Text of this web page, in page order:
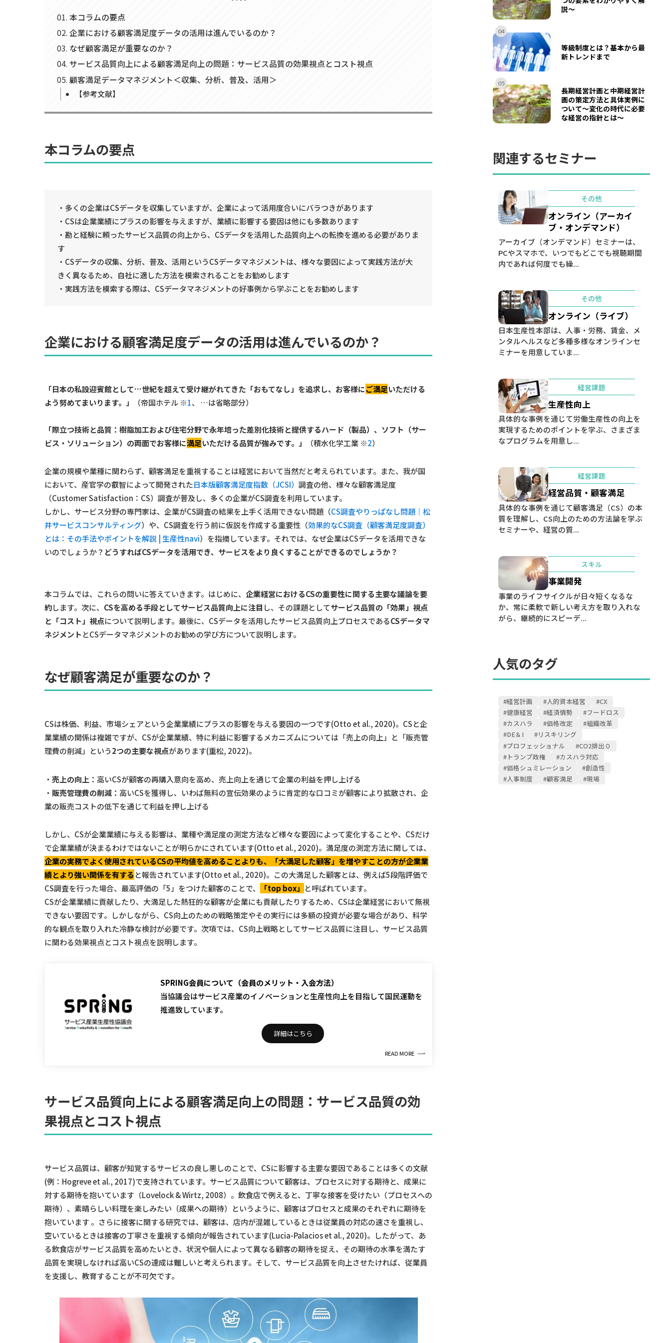
本コラムの要点
企業における顧客満足度データの活用は進んでいるのか？
なぜ顧客満足が重要なのか？
サービス品質向上による顧客満足向上の問題：サービス品質の効果視点とコスト視点
顧客満足データマネジメント＜収集、分析、普及、活用＞
【参考文献】
本コラムの要点
・多くの企業はCSデータを収集していますが、企業によって活用度合いにバラつきがあります
・CSは企業業績にプラスの影響を与えますが、業績に影響する要因は他にも多数あります
・勘と経験に頼ったサービス品質の向上から、CSデータを活用した品質向上への転換を進める必要がありま
す
・CSデータの収集、分析、普及、活用というCSデータマネジメントは、様々な要因によって実践方法が大
きく異なるため、自社に適した方法を模索されることをお勧めします
・実践方法を模索する際は、CSデータマネジメントの好事例から学ぶことをお勧めします
企業における顧客満足度データの活用は進んでいるのか？
「日本の私設迎賓館として…世紀を超えて受け継がれてきた「おもてなし」を追求し、お客様にご満足いただける
よう努めてまいります。」
（帝国ホテル ※1、 …は省略部分）
「際立つ技術と品質：樹脂加工および住宅分野で永年培った差別化技術と提供するハード（製品）、ソフト（サー
ビス・ソリューション）の両面でお客様に満足いただける品質が強みです。」 （積水化学工業 ※2）
企業の規模や業種に関わらず、顧客満足を重視することは経営において当然だと考えられています。また、我が国
において、産官学の叡智によって開発された日本版顧客満足度指数（JCSI）調査の他、様々な顧客満足度
（Customer Satisfaction：CS）調査が普及し、多くの企業がCS調査を利用しています。
しかし、サービス分野の専門家は、企業がCS調査の結果を上手く活用できない問題（CS調査やりっぱなし問題｜松
井サービスコンサルティング）や、CS調査を行う前に仮説を作成する重要性（効果的なCS調査（顧客満足度調査）
とは：その手法やポイントを解説 | 生産性navi）を指摘しています。それでは、なぜ企業はCSデータを活用できな
いのでしょうか？ どうすればCSデータを活用でき、サービスをより良くすることができるのでしょうか？
本コラムでは、これらの問いに答えていきます。はじめに、企業経営におけるCSの重要性に関する主要な議論を要
約します。次に、 CSを高める手段としてサービス品質向上に注目 し、その課題としてサービス品質の「効果」視点
と「コスト」視点について説明します。最後に、CSデータを活用したサービス品質向上プロセスであるCSデータマ
ネジメント とCSデータマネジメントのお勧めの学び方について説明します。
なぜ顧客満足が重要なのか？
CSは株価、利益、市場シェアという企業業績にプラスの影響を与える要因の一つです(Otto et al., 2020)。CSと企
業業績の関係は複雑ですが、CSが企業業績、特に利益に影響するメカニズムについては「売上の向上」と「販売管
理費の削減」という2つの主要な視点があります(重松, 2022)。
・売上の向上： 高いCSが顧客の再購入意向を高め、売上向上を通じて企業の利益を押し上げる
・ 販売管理費の削減： 高いCSを獲得し、いわば無料の宣伝効果のように肯定的な口コミが顧客により拡散され、企
業の販売コストの低下を通じて利益を押し上げる
しかし、CSが企業業績に与える影響は、業種や満足度の測定方法など様々な要因によって変化することや、CSだけ
で企業業績が決まるわけではないことが明らかにされています(Otto et al., 2020)。満足度の測定方法に関しては、
企業の実務でよく使用されているCSの平均値を高めることよりも、「大満足した顧客」を増やすことの方が企業業
績とより強い関係を有する と報告されています(Otto et al., 2020)。この大満足した顧客とは、例えば5段階評価で
CS調査を行った場合、最高評価の「5」をつけた顧客のことで、
「top box」 と呼ばれています。
CSが企業業績に貢献したり、大満足した熱狂的な顧客が企業にも貢献したりするため、CSは企業経営において無視
できない要因です。しかしながら、CS向上のための戦略策定やその実行には多額の投資が必要な場合があり、科学
的な観点を取り入れた冷静な検討が必要です。次項では、CS向上戦略としてサービス品質に注目し、サービス品質
に関わる効果視点とコスト視点を説明します。
SPRING会員について（会員のメリット・入会方法）
当協議会はサービス産業のイノベーションと生産性向上を目指して国民運動を
推進致しています。
詳細はこちら
READ MORE
サービス品質向上による顧客満足向上の問題：サービス品質の効
果視点とコスト視点
サービス品質は、顧客が知覚するサービスの良し悪しのことで、CSに影響する主要な要因であることは多くの文献
(例：Hogreve et al., 2017)で支持されています。サービス品質について顧客は、プロセスに対する期待と、成果に
対する期待を抱いています（Lovelock & Wirtz, 2008）。飲食店で例えると、丁寧な接客を受けたい（プロセスへの
期待）、素晴らしい料理を楽しみたい（成果への期待）というように、顧客はプロセスと成果のそれぞれに期待を
抱いています 。さらに接客に関する研究では、顧客は、店内が混雑しているときは従業員の対応の速さを重視し、
空いているときは接客の丁寧さを重視する傾向が報告されています(Lucia-Palacios et al., 2020)。したがって、あ
る飲食店がサービス品質を高めたいとき、状況や個人によって異なる顧客の期待を捉え、その期待の水準を満たす
品質を実現しなければ高いCSの達成は難しいと考えられます。そして、サービス品質を向上させたければ、従業員
を支援し、教育することが不可欠です。
説～
04
等級制度とは？基本から最
新トレンドまで
05
長期経営計画と中期経営計
画の策定方法と具体実例に
ついて〜変化の時代に必要
な経営の指針とは〜
関連するセミナー
その他
オンライン（アーカイ
ブ・オンデマンド）
アーカイブ（オンデマンド）セミナーは、
PCやスマホで、いつでもどこでも視聴期間
内であれば何度でも繰...
その他
オンライン（ライブ）
日本生産性本部は、人事・労務、賃金、メ
ンタルヘルスなど多種多様なオンラインセ
ミナーを用意していま...
経営課題
生産性向上
具体的な事例を通じて労働生産性の向上を
実現するためのポイントを学ぶ、さまざま
なプログラムを用意し...
経営課題
経営品質・顧客満足
具体的な事例を通じて顧客満足（CS）の本
質を理解し、CS向上のための方法論を学ぶ
セミナーや、経営の質...
スキル
事業開発
事業のライフサイクルが日々短くなるな
か、常に柔軟で新しい考え方を取り入れな
がら、継続的にスピーデ...
人気のタグ
#経営計画 #人的資本経営
#CX
#健康経営
#経済情勢
#フードロス
#カスハラ
#価格改定
#組織改革
#DE＆I
#リスキリング
#プロフェッショナル
#CO2排出０
#トランプ政権
#カスハラ対応
#価格シュミレーション
#創造性
#人事制度
#顧客満足 #現場